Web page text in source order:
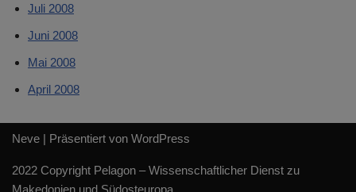
Juli 2008
Juni 2008
Mai 2008
April 2008
Neve | Präsentiert von WordPress
2022 Copyright Pelagon – Wissenschaftlicher Dienst zu